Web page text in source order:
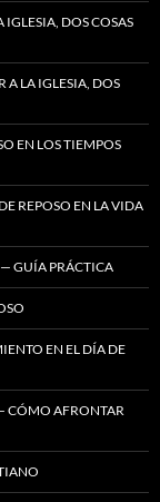
IGLESIA, DOS COSAS
A LA IGLESIA, DOS
EN LOS TIEMPOS
REPOSO EN LA VIDA
GUÍA PRÁCTICA
EN EL DÍA DE
CÓMO AFRONTAR